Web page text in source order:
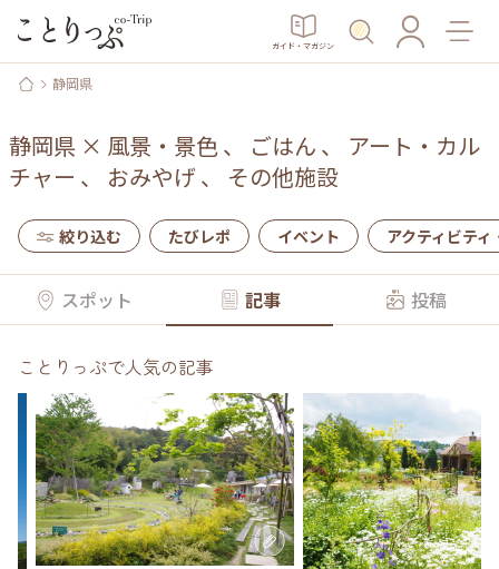
ガイド・マガジン
静岡県
静岡県 × 風景・景色、 ごはん 、 アート・カル
チャー 、 おみやげ 、 その他施設
絞り込む たびレポ イベント アクティビティ
スポット 記事 投稿
ことりっぷで人気の記事